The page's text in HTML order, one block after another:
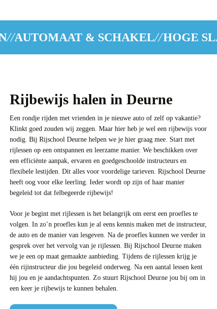
& SCHAKEL//HOGE
Rijbewijs halen in Deurne
Een rondje rijden met vrienden in je nieuwe auto of zelf op vakantie?
Klinkt goed zouden wij zeggen. Maar hier heb je wel een rijbewijs voor
nodig. Bij Rijschool Deurne helpen we je hier graag mee. Start met
rijlessen op een ontspannen en leerzame manier. We beschikken over
een efficiënte aanpak, ervaren en goedgeschoolde instructeurs en
flexibele lestijden. Dit alles voor voordelige tarieven. Rijschool Deurne
heeft oog voor elke leerling. Ieder wordt op zijn of haar manier
begeleid tot dat felbegeerde rijbewijs!
Voor je begint met rijlessen is het belangrijk om eerst een proefles te
volgen. In zo’n proefles kun je al eens kennis maken met de instructeur,
de auto en de manier van lesgeven. Na de proefles kunnen we verder in
gesprek over het vervolg van je rijlessen. Bij Rijschool Deurne maken
we je een op maat gemaakte aanbieding. Tijdens de rijlessen krijg je
één rijinstructeur die jou begeleid onderweg. Na een aantal lessen kent
hij jou en je aandachtspunten. Zo stuurt Rijschool Deurne jou bij om in
een keer je rijbewijs te kunnen behalen.